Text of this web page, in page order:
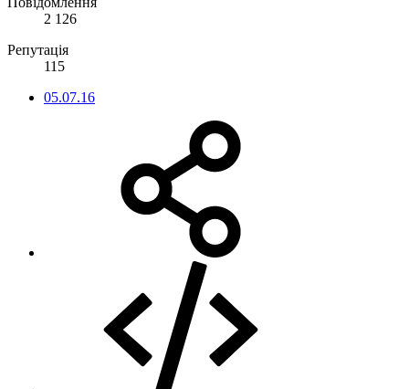
2 126
Репутація
115
05.07.16